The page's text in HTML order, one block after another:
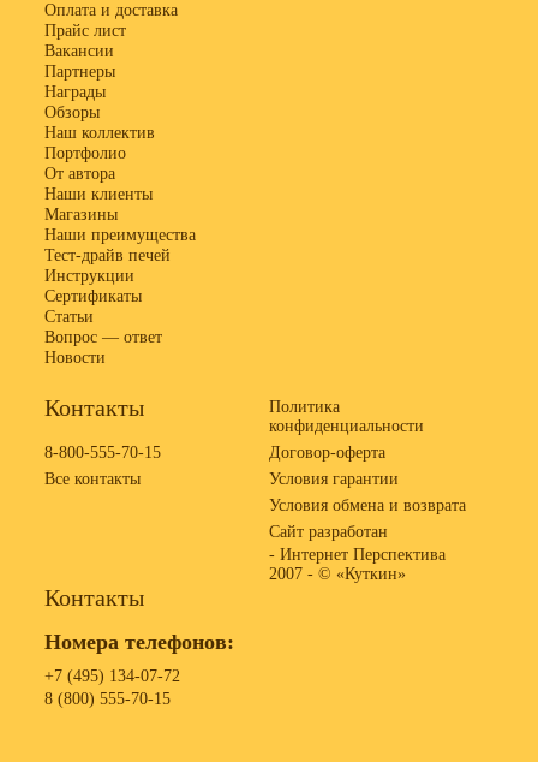
Оплата и доставка
Прайс лист
Вакансии
Партнеры
Награды
Обзоры
Наш коллектив
Портфолио
От автора
Наши клиенты
Магазины
Наши преимущества
Тест-драйв печей
Инструкции
Сертификаты
Статьи
Вопрос — ответ
Новости
Контакты
8-800-555-70-15
Все контакты
Политика
конфиденциальности
Договор-оферта
Условия гарантии
Условия обмена и возврата
Сайт разработан
- Интернет Перспектива
2007 - © «Куткин»
Контакты
Номера телефонов:
+7 (495) 134-07-72
8 (800) 555-70-15